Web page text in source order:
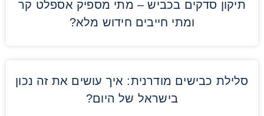
תיקון סדקים בכביש – מתי מספיק אספלט קר
ומתי חייבים חידוש מלא?
סלילת כבישים מודרנית: איך עושים את זה נכון
בישראל של היום?